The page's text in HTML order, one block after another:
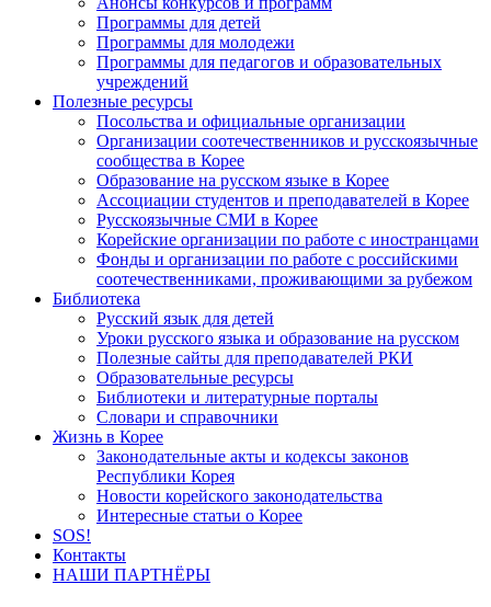
Программы для детей
Программы для молодежи
Программы для педагогов и образовательных
учреждений
Полезные ресурсы
Посольства и официальные организации
Организации соотечественников и русскоязычные
сообщества в Корее
Образование на русском языке в Корее
Ассоциации студентов и преподавателей в Корее
Русскоязычные СМИ в Корее
Корейские организации по работе с иностранцами
Фонды и организации по работе с российскими
соотечественниками, проживающими за рубежом
Библиотека
Русский язык для детей
Уроки русского языка и образование на русском
Полезные сайты для преподавателей РКИ
Образовательные ресурсы
Библиотеки и литературные порталы
Словари и справочники
Жизнь в Корее
Законодательные акты и кодексы законов
Республики Корея
Новости корейского законодательства
Интересные статьи о Корее
SOS!
Контакты
НАШИ ПАРТНЁРЫ